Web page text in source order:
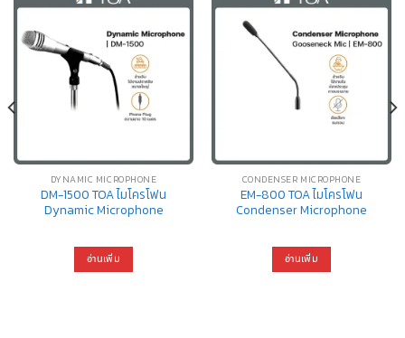
DYNAMIC MICROPHONE
DM-1500 TOA ไมโครโฟน
Dynamic Microphone
อ่านเพิ่ม
CONDENSER MICROPHONE
EM-800 TOA ไมโครโฟน
Condenser Microphone
อ่านเพิ่ม